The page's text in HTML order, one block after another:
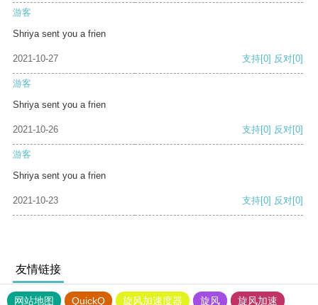
游客
Shriya sent you a frien
2021-10-27 支持[0] 反对[0]
游客
Shriya sent you a frien
2021-10-26 支持[0] 反对[0]
游客
Shriya sent you a frien
2021-10-23 支持[0] 反对[0]
友情链接
网站地图 QuickQ 旋风加速度器 旋风 旋风加速